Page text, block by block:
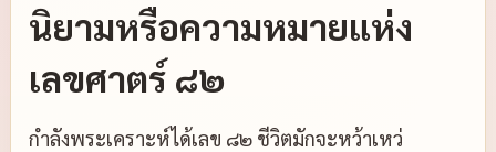
นิยามหรือความหมายแห่ง
เลขศาตร์ ๘๒
กำลังพระเคราะห์ได้เลข ๘๒ ชีวิตมักจะหว้าเหว่